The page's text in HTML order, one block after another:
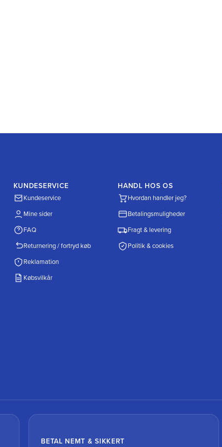
KUNDESERVICE
Kundeservice
Mine sider
FAQ
Returnering / fortryd køb
Reklamation
Købsvilkår
HANDL HOS OS
Hvordan handler jeg?
Betalingsmuligheder
Fragt & levering
Politik & cookies
BETAL NEMT & SIKKERT